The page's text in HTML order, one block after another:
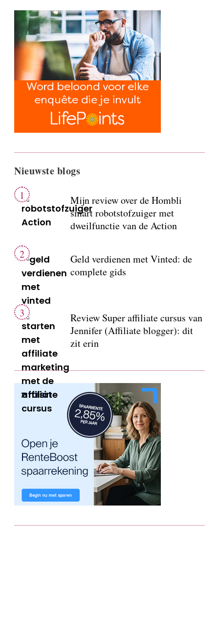
Nieuwste blogs
Mijn review over de Hombli
smart robotstofzuiger met
dweilfunctie van de Action
Geld verdienen met Vinted: de
complete gids
Review Super affiliate cursus van
Jennifer (Affiliate blogger): dit
zit erin